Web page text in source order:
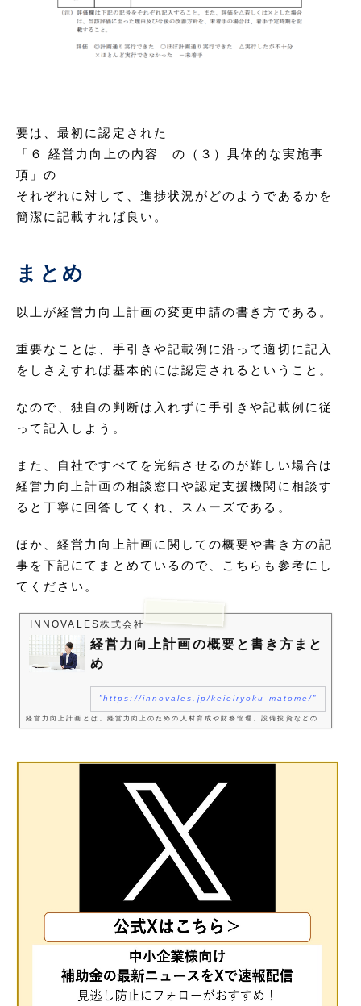
要は、最初に認定された
「６ 経営力向上の内容 の（３）具体的な実施事
項」の
それぞれに対して、進捗状況がどのようであるかを
簡潔に記載すれば良い。
まとめ
以上が経営力向上計画の変更申請の書き方である。
重要なことは、手引きや記載例に沿って適切に記入
をしさえすれば基本的には認定されるということ。
なので、独自の判断は入れずに手引きや記載例に従
って記入しよう。
また、自社ですべてを完結させるのが難しい場合は
経営力向上計画の相談窓口や認定支援機関に相談す
ると丁寧に回答してくれ、スムーズである。
ほか、経営力向上計画に関しての概要や書き方の記
事を下記にてまとめているので、こちらも参考にし
てください。
INNOVALES株式会社
経営力向上計画の概要と書き方まと
め
https://innovales.jp/keieiryoku-matome/
経営力向上計画とは、経営力向上のための人材育成や財務管理、設備投資などの